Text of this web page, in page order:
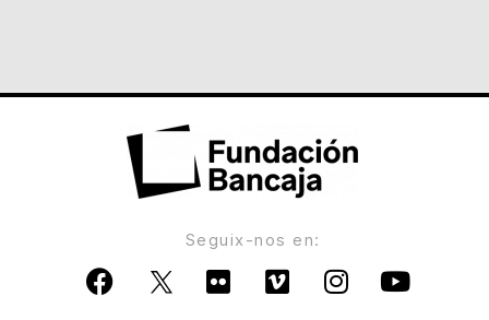
Seguix-nos en: